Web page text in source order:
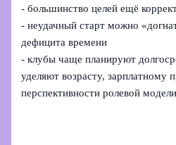
- большинство целей ещё
- неудачный старт можно
дефицита времени
- клубы чаще планируют
уделяют возрасту, зарплатному
перспективности ролевой модели